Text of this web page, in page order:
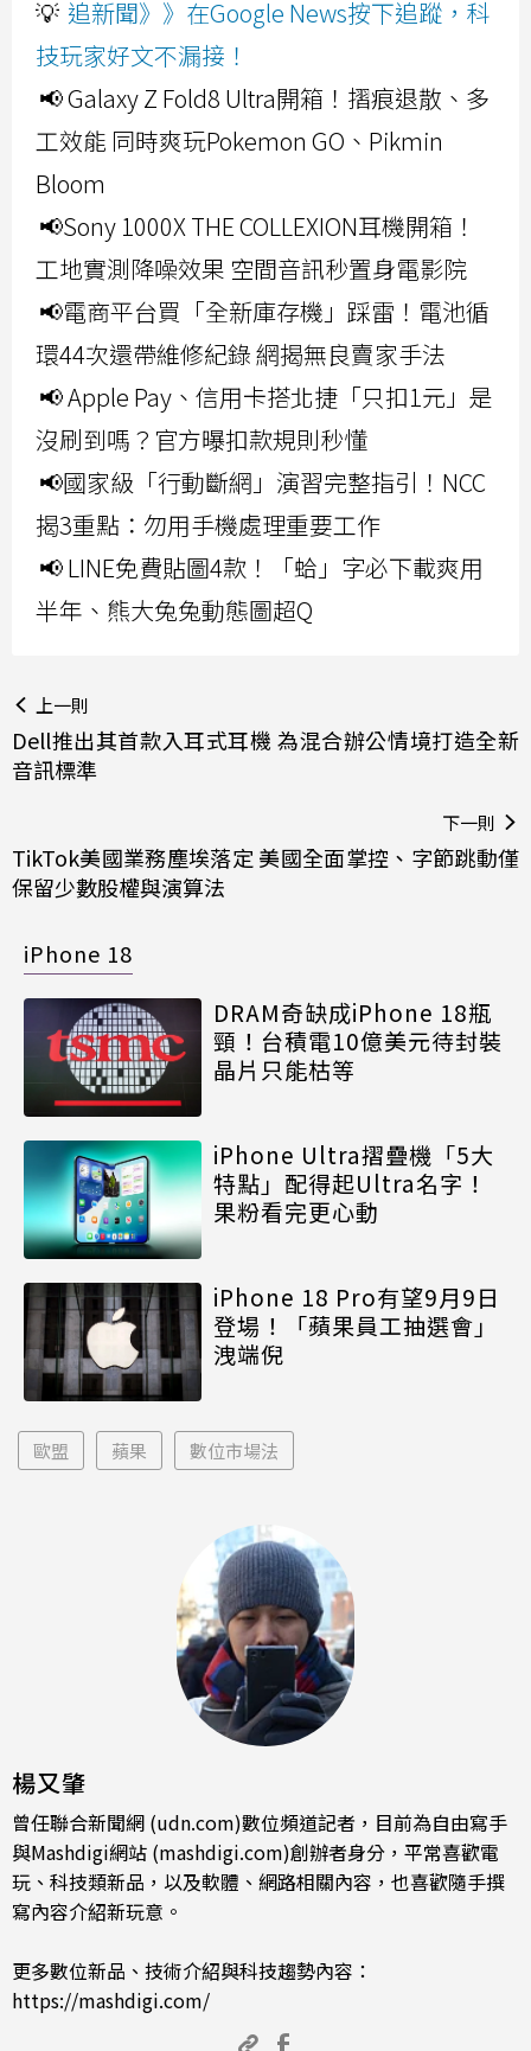
💡 追新聞》》在Google News按下追蹤，科
技玩家好文不漏接！
📢 Galaxy Z Fold8 Ultra開箱！摺痕退散、多
工效能 同時爽玩Pokemon GO、Pikmin
Bloom
📢Sony 1000X THE COLLEXION耳機開箱！
工地實測降噪效果 空間音訊秒置身電影院
📢電商平台買「全新庫存機」踩雷！電池循
環44次還帶維修紀錄 網揭無良賣家手法
📢 Apple Pay、信用卡搭北捷「只扣1元」是
沒刷到嗎？官方曝扣款規則秒懂
📢國家級「行動斷網」演習完整指引！NCC
揭3重點：勿用手機處理重要工作
📢 LINE免費貼圖4款！「蛤」字必下載爽用
半年、熊大兔兔動態圖超Q
上一則
Dell推出其首款入耳式耳機 為混合辦公情境打造全新
音訊標準
下一則
TikTok美國業務塵埃落定 美國全面掌控、字節跳動僅
保留少數股權與演算法
iPhone 18
DRAM奇缺成iPhone 18瓶
頸！台積電10億美元待封裝
晶片只能枯等
iPhone Ultra摺疊機「5大
特點」配得起Ultra名字！
果粉看完更心動
iPhone 18 Pro有望9月9日
登場！「蘋果員工抽選會」
洩端倪
歐盟 蘋果 數位市場法
楊又肇
曾任聯合新聞網 (udn.com)數位頻道記者，目前為自由寫手
與Mashdigi網站 (mashdigi.com)創辦者身分，平常喜歡電
玩、科技類新品，以及軟體、網路相關內容，也喜歡隨手撰
寫內容介紹新玩意。
更多數位新品、技術介紹與科技趨勢內容：
https://mashdigi.com/